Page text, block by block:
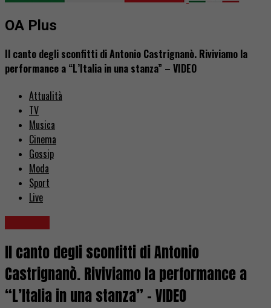
OA Plus
Il canto degli sconfitti di Antonio Castrignanò. Riviviamo la
performance a “L’Italia in una stanza” – VIDEO
Attualità
TV
Musica
Cinema
Gossip
Moda
Sport
Live
Il canto degli sconfitti di Antonio
Castrignanò. Riviviamo la performance a
“L’Italia in una stanza” – VIDEO